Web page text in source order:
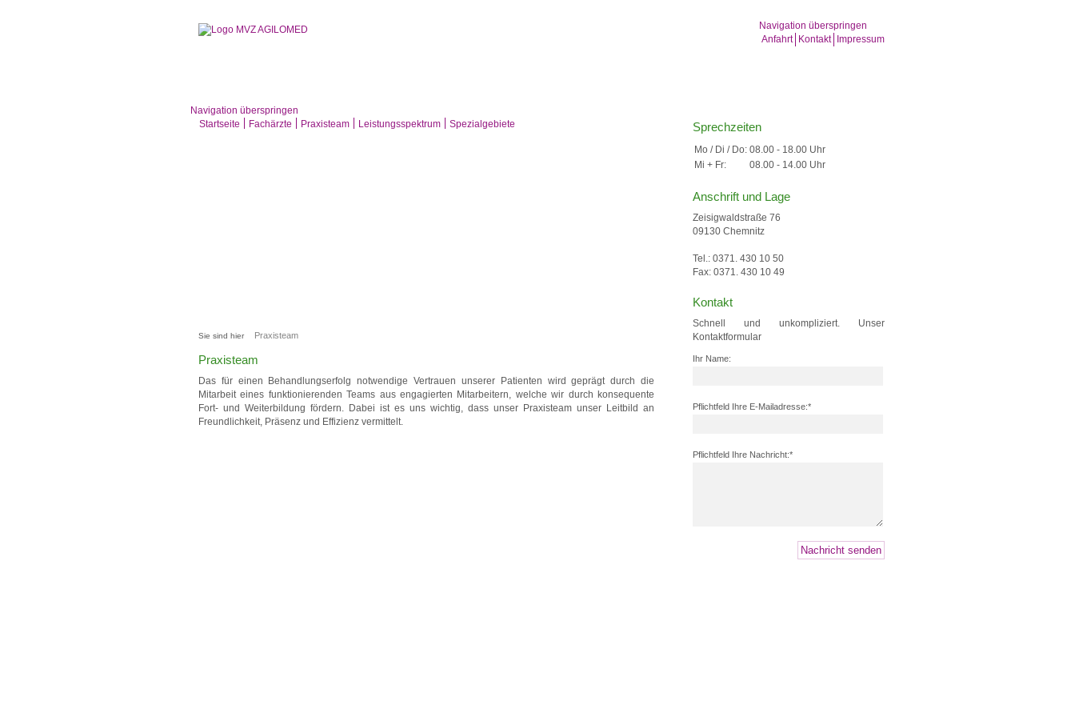
Navigation überspringen
Anfahrt
Kontakt Impressum
Sprechzeiten
Mo / Di / Do: 08.00 - 18.00 Uhr
Mi + Fr:
08.00 - 14.00 Uhr
Anschrift und Lage
Zeisigwaldstraße 76
09130 Chemnitz
Tel.: 0371. 430 10 50
Fax: 0371. 430 10 49
Kontakt
Schnell und unkompliziert. Unser
Kontaktformular
Ihr Name:
Pflichtfeld Ihre E-Mailadresse:*
Pflichtfeld Ihre Nachricht:*
Navigation überspringen
Startseite
Fachärzte Praxisteam Leistungsspektrum Spezialgebiete
Sie sind hier Praxisteam
Praxisteam
Das für einen Behandlungserfolg notwendige Vertrauen unserer Patienten wird geprägt durch die
Mitarbeit eines funktionierenden Teams aus engagierten Mitarbeitern, welche wir durch konsequente
Fort- und Weiterbildung fördern. Dabei ist es uns wichtig, dass unser Praxisteam unser Leitbild an
Freundlichkeit, Präsenz und Effizienz vermittelt.